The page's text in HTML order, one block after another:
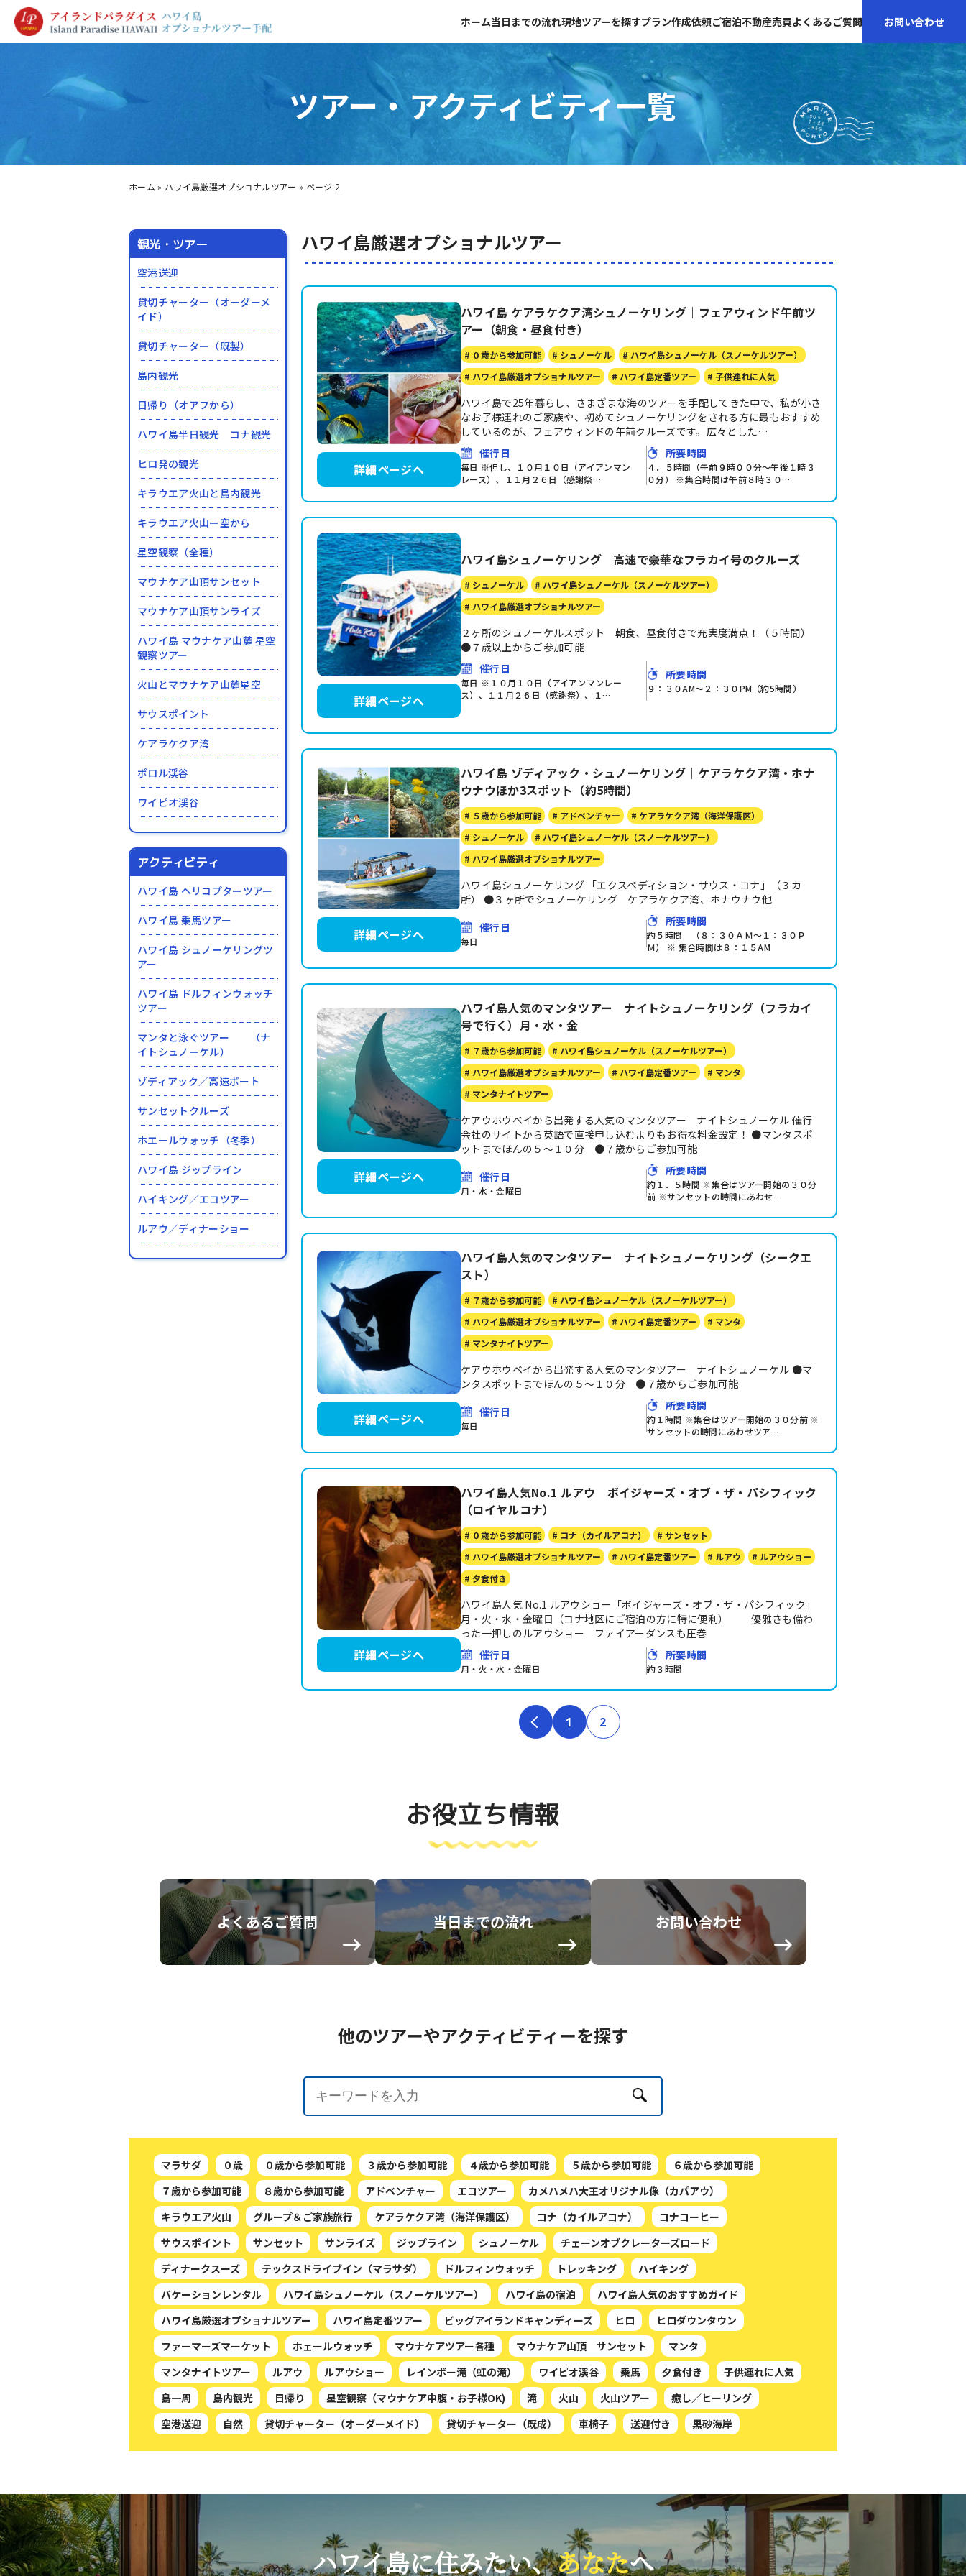
ホーム当日までの流れ現地ツアーを探すプラン作成依頼ご宿泊不動産売買よくあるご質問 お問い合わせ
ツアー・アクティビティ一覧
ホーム » ハワイ島厳選オプショナルツアー » ページ 2
ハワイ島厳選オプショナルツアー
詳細ページへ
ハワイ島 ケアラケクア湾シュノーケリング｜フェアウィンド午前ツ
アー（朝食・昼食付き）
# ０歳から参加可能 # シュノーケル
# ハワイ島シュノーケル（スノーケルツアー）
# ハワイ島厳選オプショナルツアー
# ハワイ島定番ツアー # 子供連れに人気
ハワイ島で25年暮らし、さまざまな海のツアーを手配してきた中で、私が小さ
なお子様連れのご家族や、初めてシュノーケリングをされる方に最もおすすめ
しているのが、フェアウィンドの午前クルーズです。広々とした…
催行日
毎日 ※但し、１０月１０日（アイアンマン
レース）、１１月２６日（感謝祭…
所要時間
４．５時間（午前９時００分～午後１時３
０分） ※集合時間は午前８時３０…
詳細ページへ
ハワイ島シュノーケリング 高速で豪華なフラカイ号のクルーズ
# シュノーケル
# ハワイ島シュノーケル（スノーケルツアー）
# ハワイ島厳選オプショナルツアー
２ヶ所のシュノーケルスポット 朝食、昼食付きで充実度満点！（５時間）
●７歳以上からご参加可能
催行日
毎日 ※１０月１０日（アイアンマンレー
ス）、１１月２６日（感謝祭）、１…
所要時間
９：３０AM～２：３０PM（約5時間）
詳細ページへ
ハワイ島 ゾディアック・シュノーケリング｜ケアラケクア湾・ホナ
ウナウほか3スポット（約5時間）
# ５歳から参加可能 # アドベンチャー
# ケアラケクア湾（海洋保護区）
# シュノーケル
# ハワイ島シュノーケル（スノーケルツアー）
# ハワイ島厳選オプショナルツアー
ハワイ島シュノーケリング 「エクスペディション・サウス・コナ」（３カ
所） ●３ヶ所でシュノーケリング ケアラケクア湾、ホナウナウ他
催行日
毎日
所要時間
約５時間 （８：３０ＡＭ～１：３０Ｐ
Ｍ） ※ 集合時間は８：１５AM
詳細ページへ
ハワイ島人気のマンタツアー ナイトシュノーケリング（フラカイ
号で行く）月・水・金
# ７歳から参加可能
# ハワイ島シュノーケル（スノーケルツアー）
# ハワイ島厳選オプショナルツアー
# ハワイ島定番ツアー
# マンタ
# マンタナイトツアー
ケアウホウベイから出発する人気のマンタツアー ナイトシュノーケル 催行
会社のサイトから英語で直接申し込むよりもお得な料金設定！ ●マンタスポ
ットまでほんの５～１０分 ●７歳からご参加可能
催行日
月・水・金曜日
所要時間
約１．５時間 ※集合はツアー開始の３０分
前 ※サンセットの時間にあわせ…
詳細ページへ
ハワイ島人気のマンタツアー ナイトシュノーケリング（シークエ
スト）
# ７歳から参加可能
# ハワイ島シュノーケル（スノーケルツアー）
# ハワイ島厳選オプショナルツアー
# ハワイ島定番ツアー
# マンタ
# マンタナイトツアー
ケアウホウベイから出発する人気のマンタツアー ナイトシュノーケル ●マ
ンタスポットまでほんの５～１０分 ●７歳からご参加可能
催行日
毎日
所要時間
約１時間 ※集合はツアー開始の３０分前 ※
サンセットの時間にあわせツア…
詳細ページへ
ハワイ島人気No.1 ルアウ ボイジャーズ・オブ・ザ・パシフィック
（ロイヤルコナ）
# ０歳から参加可能 # コナ（カイルアコナ）
# サンセット
# ハワイ島厳選オプショナルツアー
# ハワイ島定番ツアー # ルアウ
# ルアウショー
# 夕食付き
ハワイ島人気 No.1 ルアウショー「ボイジャーズ・オブ・ザ・パシフィック」
月・火・水・金曜日（コナ地区にご宿泊の方に特に便利） 優雅さも備わ
った一押しのルアウショー ファイアーダンスも圧巻
催行日
月・火・水・金曜日
所要時間
約３時間
1 2
観光・ツアー
空港送迎
貸切チャーター（オーダーメ
イド）
貸切チャーター（既製）
島内観光
日帰り（オアフから）
ハワイ島半日観光 コナ観光
ヒロ発の観光
キラウエア火山と島内観光
キラウエア火山ー空から
星空観察（全種）
マウナケア山頂サンセット
マウナケア山頂サンライズ
ハワイ島 マウナケア山麓 星空
観察ツアー
火山とマウナケア山麓星空
サウスポイント
ケアラケクア湾
ポロル渓谷
ワイピオ渓谷
アクティビティ
ハワイ島 ヘリコプターツアー
ハワイ島 乗馬ツアー
ハワイ島 シュノーケリングツ
アー
ハワイ島 ドルフィンウォッチ
ツアー
マンタと泳ぐツアー （ナ
イトシュノーケル）
ゾディアック／高速ボート
サンセットクルーズ
ホエールウォッチ（冬季）
ハワイ島 ジップライン
ハイキング／エコツアー
ルアウ／ディナーショー
お役立ち情報
よくあるご質問 当日までの流れ お問い合わせ
他のツアーやアクティビティーを探す
マラサダ ０歳 ０歳から参加可能 ３歳から参加可能 ４歳から参加可能 ５歳から参加可能
６歳から参加可能
７歳から参加可能
８歳から参加可能 アドベンチャー エコツアー
カメハメハ大王オリジナル像（カパアウ）
キラウエア火山
グループ＆ご家族旅行 ケアラケクア湾（海洋保護区） コナ（カイルアコナ）
コナコーヒー
サウスポイント
サンセット サンライズ ジップライン シュノーケル
チェーンオブクレーターズロード
ディナークスーズ
テックスドライブイン（マラサダ） ドルフィンウォッチ トレッキング
ハイキング
バケーションレンタル
ハワイ島シュノーケル（スノーケルツアー） ハワイ島の宿泊
ハワイ島人気のおすすめガイド
ハワイ島厳選オプショナルツアー
ハワイ島定番ツアー ビッグアイランドキャンディーズ ヒロ
ヒロダウンタウン
ファーマーズマーケット
ホェールウォッチ マウナケアツアー各種 マウナケア山頂 サンセット
マンタ
マンタナイトツアー
ルアウ ルアウショー レインボー滝（虹の滝） ワイピオ渓谷 乗馬 夕食付き
子供連れに人気
島一周
島内観光 日帰り 星空観察（マウナケア中腹・お子様OK) 滝 火山 火山ツアー
癒し／ヒーリング
空港送迎
自然 貸切チャーター（オーダーメイド） 貸切チャーター（既成） 車椅子 送迎付き 黒砂海岸
ハワイ島に住みたい、あなたへ